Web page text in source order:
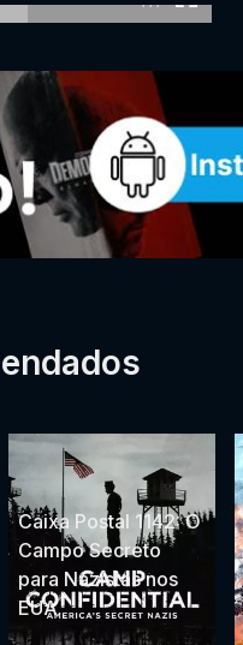
Caixa Postal 1142: O
Campo Secreto
para Nazistas nos
EUA